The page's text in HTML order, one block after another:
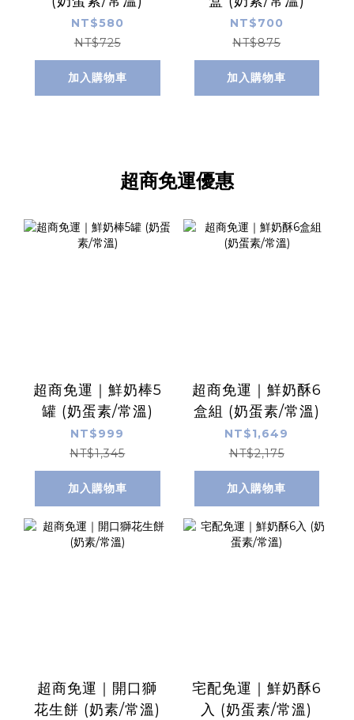
NT$580
NT$725
加入購物車
NT$700
NT$875
加入購物車
超商免運優惠
超商免運｜鮮奶棒5
罐 (奶蛋素/常溫)
NT$999
NT$1,345
加入購物車
超商免運｜鮮奶酥6
盒組 (奶蛋素/常溫)
NT$1,649
NT$2,175
加入購物車
超商免運｜開口獅
花生餅 (奶素/常溫)
宅配免運｜鮮奶酥6
入 (奶蛋素/常溫)